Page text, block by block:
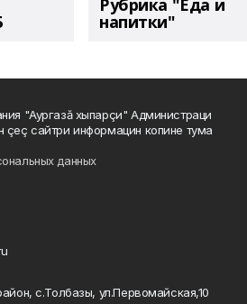
Рубрика "Еда и
напитки"
"Аургазă хыпарçи" Администраци
сайтри информацин копине тума
данных
с.Толбазы, ул.Первомайская,10